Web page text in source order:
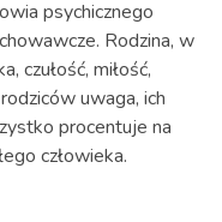
psychicznego
Rodzina, w
czułość, miłość,
uwaga, ich
procentuje na
człowieka.